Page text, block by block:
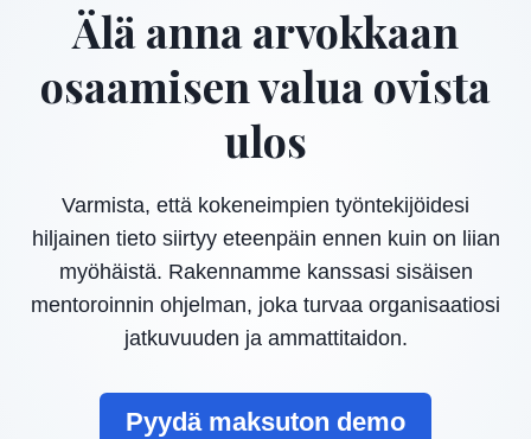
Älä anna arvokkaan
osaamisen valua ovista
ulos
Varmista, että kokeneimpien työntekijöidesi
hiljainen tieto siirtyy eteenpäin ennen kuin on liian
myöhäistä. Rakennamme kanssasi sisäisen
mentoroinnin ohjelman, joka turvaa organisaatiosi
jatkuvuuden ja ammattitaidon.
Pyydä maksuton demo